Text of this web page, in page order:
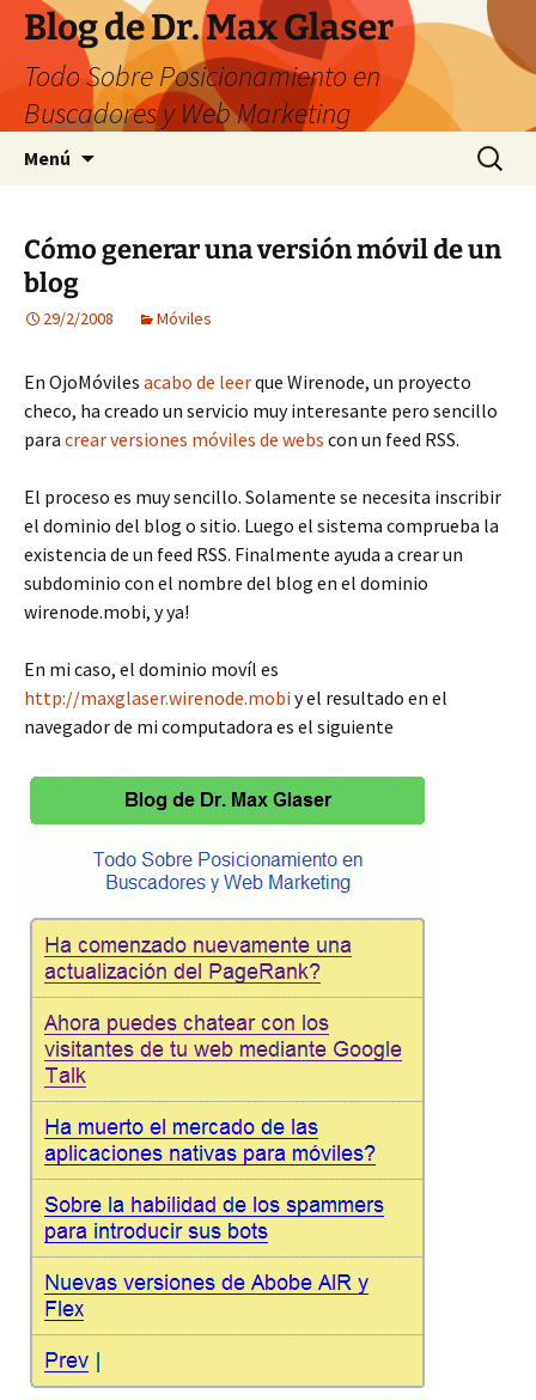
Saltar
contenido
Blog de Dr. Max Glaser
Todo Sobre Posicionamiento en
Buscadores y Web Marketing
Menú Buscar:
Cómo generar una versión móvil de un
blog
29/2/2008 Móviles
En OjoMóviles acabo de leerque Wirenode, un proyecto
checo, ha creado un servicio muy interesante pero sencillo
para crear versiones móviles de webs con un feed RSS.
El proceso es muy sencillo. Solamente se necesita inscribir
el dominio del blog o sitio. Luego el sistema comprueba la
existencia de un feed RSS. Finalmente ayuda a crear un
subdominio con el nombre del blog en el dominio
wirenode.mobi, y ya!
En mi caso, el dominio movíl es
http://maxglaser.wirenode.mobiy el resultado en el
navegador de mi computadora es el siguiente